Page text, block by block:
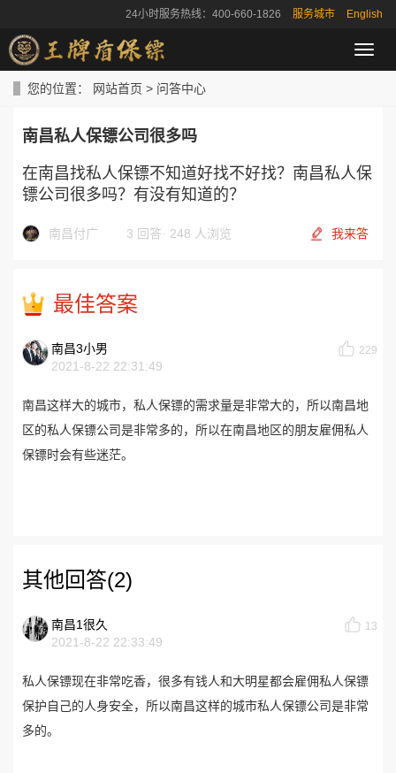
24小时服务热线：400-660-1826 服务城市 English
导
航
您的位置： 网站首页 > 问答中心
南昌私人保镖公司很多吗
在南昌找私人保镖不知道好找不好找？南昌私人保
镖公司很多吗？有没有知道的？
南昌付广 3 回答· 248 人浏览 我来答
最佳答案
南昌3小男
2021-8-22 22:31:49
229
南昌这样大的城市，私人保镖的需求量是非常大的，所以南昌地
区的私人保镖公司是非常多的，所以在南昌地区的朋友雇佣私人
保镖时会有些迷茫。
其他回答(2)
南昌1很久
2021-8-22 22:33:49
13
私人保镖现在非常吃香，很多有钱人和大明星都会雇佣私人保镖
保护自己的人身安全，所以南昌这样的城市私人保镖公司是非常
多的。